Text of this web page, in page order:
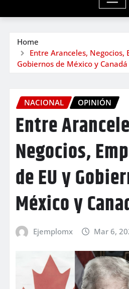
Home
Entre Aranceles, Negocios,
Gobiernos de México y Canadá
NACIONAL OPINIÓN
Entre
Negocios,
de EU y
México y
Ejemplomx Mar 6,